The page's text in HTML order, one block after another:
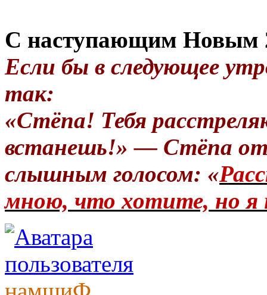
С наступающим Новым
Если бы в следующее
так:
«Стёпа! Тебя
встанешь!» — Стёпа
слышным голосом: «
мною, что хотите, но я